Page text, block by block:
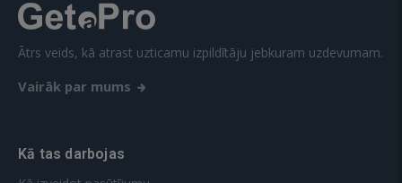
Ātrs veids, kā atrast uzticamu izpildītāju jebkuram uzdevumam.
Vairāk par mums
Kā tas darbojas